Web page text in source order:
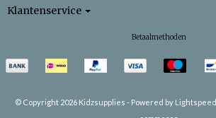
Klantenservice
Betaalmethoden
© Copyright 2026 Kidzsupplies - Powered by Lightspeed